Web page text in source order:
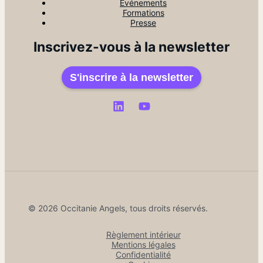
Événements
Formations
Presse
Inscrivez-vous à la newsletter
S'inscrire à la newsletter
© 2026 Occitanie Angels, tous droits réservés.
Règlement intérieur
Mentions légales
Confidentialité